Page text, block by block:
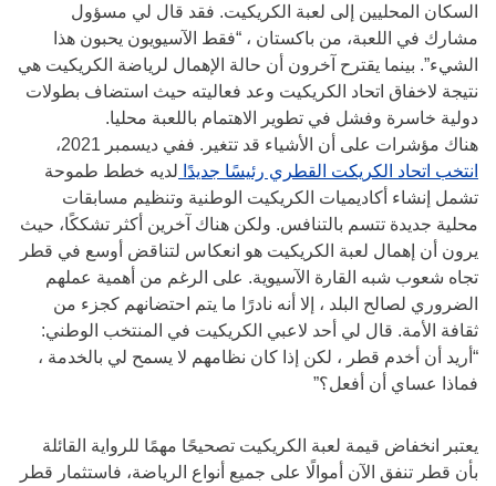
السكان المحليين إلى لعبة الكريكيت. فقد قال لي مسؤول
مشارك في اللعبة، من باكستان ، “فقط الآسيويون يحبون هذا
الشيء”. بينما يقترح آخرون أن حالة الإهمال لرياضة الكريكيت هي
نتيجة لاخفاق اتحاد الكريكيت وعد فعاليته حيث استضاف بطولات
دولية خاسرة وفشل في تطوير الاهتمام باللعبة محليا.
هناك مؤشرات على أن الأشياء قد تتغير. ففي ديسمبر 2021،
انتخب اتحاد الكريكت القطري رئيسًا جديدًا لديه خطط طموحة
تشمل إنشاء أكاديميات الكريكيت الوطنية وتنظيم مسابقات
محلية جديدة تتسم بالتنافس. ولكن هناك آخرين أكثر تشككًا، حيث
يرون أن إهمال لعبة الكريكيت هو انعكاس لتناقض أوسع في قطر
تجاه شعوب شبه القارة الآسيوية. على الرغم من أهمية عملهم
الضروري لصالح البلد ، إلا أنه نادرًا ما يتم احتضانهم كجزء من
ثقافة الأمة. قال لي أحد لاعبي الكريكيت في المنتخب الوطني:
“أريد أن أخدم قطر ، لكن إذا كان نظامهم لا يسمح لي بالخدمة ،
فماذا عساي أن أفعل؟”
يعتبر انخفاض قيمة لعبة الكريكيت تصحيحًا مهمًا للرواية القائلة
بأن قطر تنفق الآن أموالًا على جميع أنواع الرياضة، فاستثمار قطر